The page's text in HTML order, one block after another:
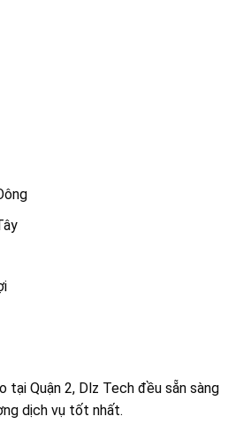
tại Quận 2, Dlz Tech đều sẵn sàng
dịch vụ tốt nhất.